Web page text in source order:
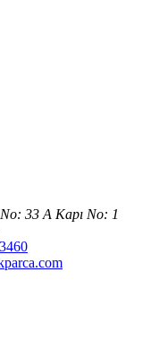
33 A Kapı No: 1